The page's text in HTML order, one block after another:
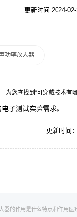
更新时间:2024-
功率放大器
为您查找到“可穿戴技术有
子测试实验需求。
更新时间
器的作用是什么特点和作用 医